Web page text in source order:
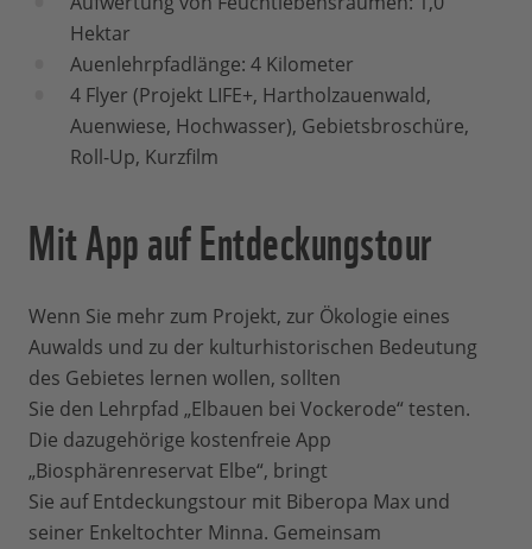
Hektar
Auenlehrpfadlänge: 4 Kilometer
4 Flyer (Projekt LIFE+, Hartholzauenwald,
Auenwiese, Hochwasser), Gebietsbroschüre,
Roll-Up, Kurzfilm
Mit App auf Entdeckungstour
Wenn Sie mehr zum Projekt, zur Ökologie eines
Auwalds und zu der kulturhistorischen Bedeutung
des Gebietes lernen wollen, sollten
Sie den Lehrpfad „Elbauen bei Vockerode“ testen.
Die dazugehörige kostenfreie App
„Biosphärenreservat Elbe“, bringt
Sie auf Entdeckungstour mit Biberopa Max und
seiner Enkeltochter Minna. Gemeinsam